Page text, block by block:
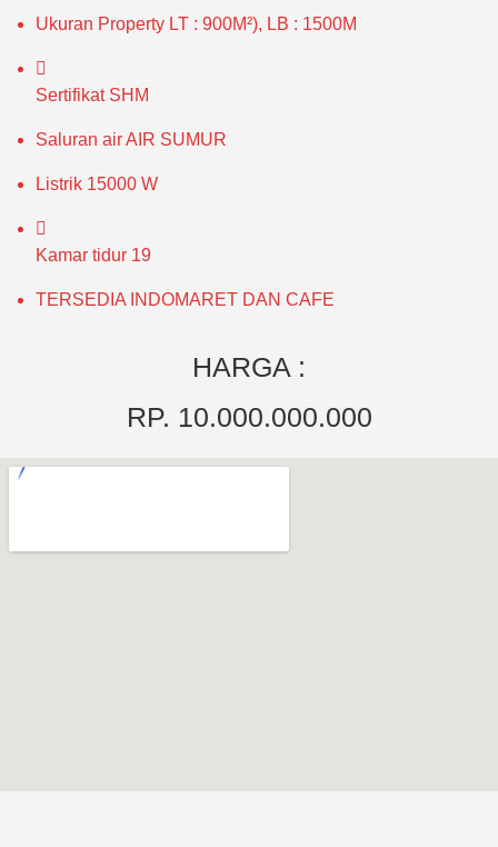
Ukuran Property LT : 900M²), LB : 1500M
Sertifikat SHM
Saluran airAIR SUMUR
Listrik 15000 W
Kamar tidur 19
TERSEDIA INDOMARET DAN CAFE
HARGA :
RP. 10.000.000.000